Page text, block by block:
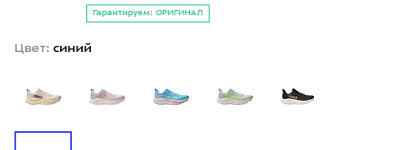
Гарантируем: ОРИГИНАЛ
Цвет: синий